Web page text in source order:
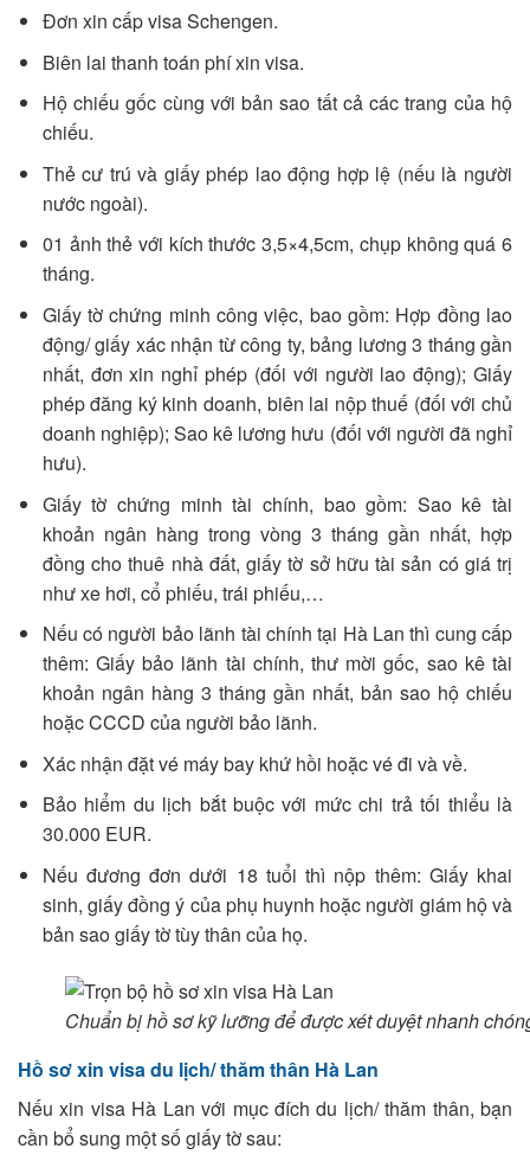
Đơn xin cấp visa Schengen.
Biên lai thanh toán phí xin visa.
Hộ chiếu gốc cùng với bản sao tất cả các trang của hộ
chiếu.
Thẻ cư trú và giấy phép lao động hợp lệ (nếu là người
nước ngoài).
01 ảnh thẻ với kích thước 3,5×4,5cm, chụp không quá 6
tháng.
Giấy tờ chứng minh công việc, bao gồm: Hợp đồng lao
động/ giấy xác nhận từ công ty, bảng lương 3 tháng gần
nhất, đơn xin nghỉ phép (đối với người lao động); Giấy
phép đăng ký kinh doanh, biên lai nộp thuế (đối với chủ
doanh nghiệp); Sao kê lương hưu (đối với người đã nghỉ
hưu).
Giấy tờ chứng minh tài chính, bao gồm: Sao kê tài
khoản ngân hàng trong vòng 3 tháng gần nhất, hợp
đồng cho thuê nhà đất, giấy tờ sở hữu tài sản có giá trị
như xe hơi, cổ phiếu, trái phiếu,…
Nếu có người bảo lãnh tài chính tại Hà Lan thì cung cấp
thêm: Giấy bảo lãnh tài chính, thư mời gốc, sao kê tài
khoản ngân hàng 3 tháng gần nhất, bản sao hộ chiếu
hoặc CCCD của người bảo lãnh.
Xác nhận đặt vé máy bay khứ hồi hoặc vé đi và về.
Bảo hiểm du lịch bắt buộc với mức chi trả tối thiểu là
30.000 EUR.
Nếu đương đơn dưới 18 tuổi thì nộp thêm: Giấy khai
sinh, giấy đồng ý của phụ huynh hoặc người giám hộ và
bản sao giấy tờ tùy thân của họ.
Chuẩn bị hồ sơ kỹ lưỡng để được xét duyệt nhanh
Hồ sơ xin visa du lịch/ thăm thân Hà Lan
Nếu xin visa Hà Lan với mục đích du lịch/ thăm thân, bạn
cần bổ sung một số giấy tờ sau: